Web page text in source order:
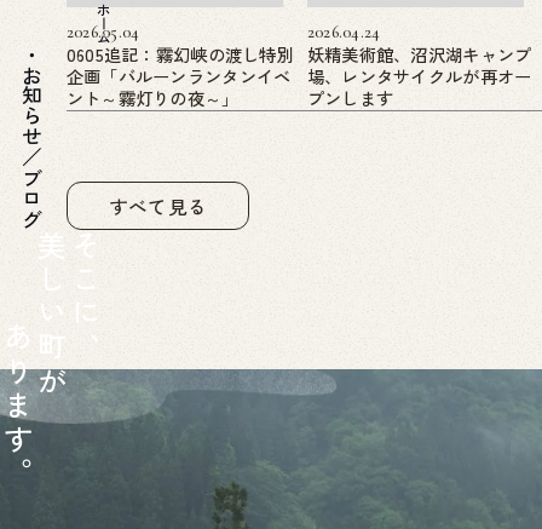
2026.05.04
0605追記：霧幻峡の渡し特別
企画「バルーンランタンイベ
ント～霧灯りの夜～」
2026.04.24
妖精美術館、沼沢湖キャンプ
場、レンタサイクルが再オー
プンします
すべて見る
ホーム
お知らせ／ブログ
そ
こ
に
、
美
し
い
町
が